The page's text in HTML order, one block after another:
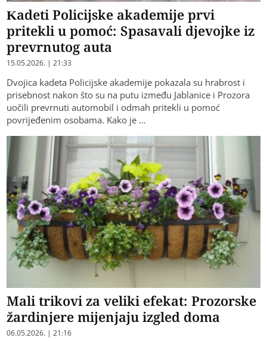
Kadeti Policijske akademije prvi
pritekli u pomoć: Spasavali djevojke iz
prevrnutog auta
15.05.2026. | 21:33
Dvojica kadeta Policijske akademije pokazala su hrabrost i
prisebnost nakon što su na putu između Jablanice i Prozora
uočili prevrnuti automobil i odmah pritekli u pomoć
povrijeđenim osobama. Kako je …
Mali trikovi za veliki efekat: Prozorske
žardinjere mijenjaju izgled doma
06.05.2026. | 21:16